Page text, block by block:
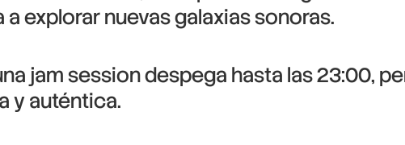
explorar nuevas galaxias sonoras.
jam session despega hasta las 23:00,
y auténtica.